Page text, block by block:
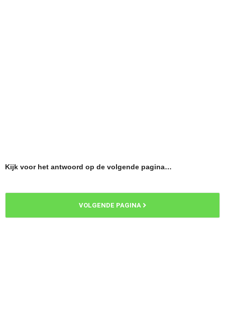
Kijk voor het antwoord op de volgende pagina…
VOLGENDE PAGINA